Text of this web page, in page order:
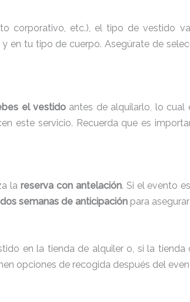
corporativo, etc.), el tipo de vestido
en tu tipo de cuerpo. Asegúrate de
el vestidoantes de alquilarlo, lo cual
este servicio. Recuerda que es
la reserva con antelación. Si el evento
dos semanas de anticipación para
en la tienda de alquiler o, si la
opciones de recogida después del